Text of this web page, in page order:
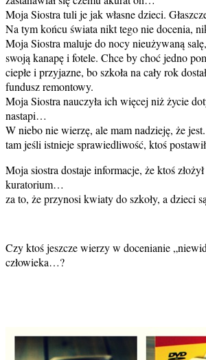
Moja Siostra tuli je jak własne dzieci.
Na tym końcu świata nikt tego nie docenia,
Moja Siostra maluje do nocy nieużywaną
swoją kanapę i fotele. Chce by choć jedno
ciepłe i przyjazne, bo szkoła na cały rok
fundusz remontowy.
Moja Siostra nauczyła ich więcej niż życie
nastapi…
W niebo nie wierzę, ale mam nadzieję, że
tam jeśli istnieje sprawiedliwość, ktoś postawił
Moja siostra dostaje informacje, że ktoś
kuratorium…
za to, że przynosi kwiaty do szkoły, a dzieci
Czy ktoś jeszcze wierzy w docenianie
człowieka…?